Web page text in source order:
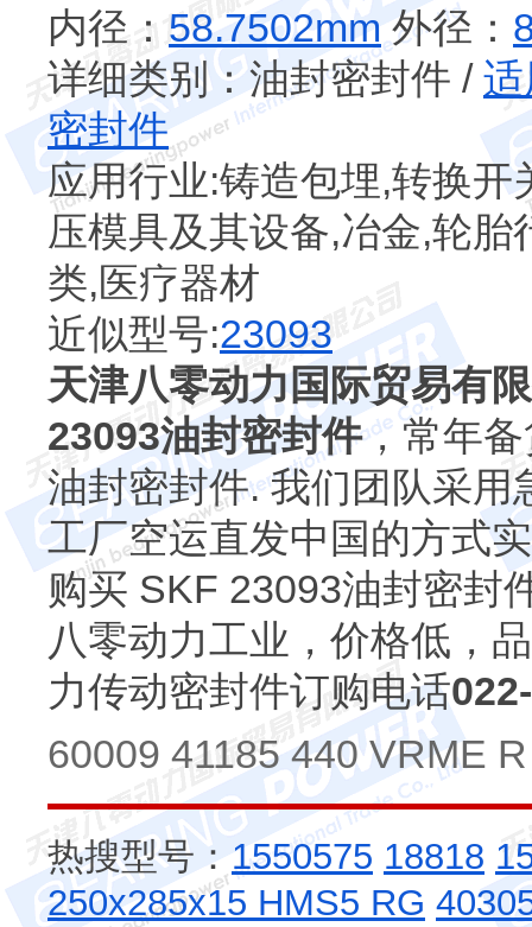
内径： 58.7502mm 外径：
详细类别：油封密封件 /
密封件
应用行业:铸造包埋,转换
压模具及其设备,冶金,轮
类,医疗器材
近似型号:23093
天津八零动力国际贸易有
23093油封密封件，常年
油封密封件. 我们团队采
工厂空运直发中国的方式
购买 SKF 23093油封密封
八零动力工业，价格低，
力传动密封件订购电话
60009 41185 440 VRME
热搜型号： 1550575 18818
250x285x15 HMS5 RG